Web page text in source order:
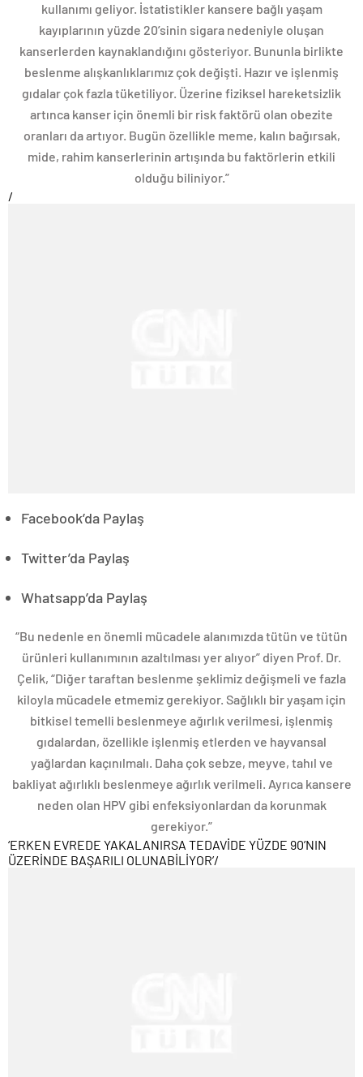
kullanımı geliyor. İstatistikler kansere bağlı yaşam
kayıplarının yüzde 20’sinin sigara nedeniyle oluşan
kanserlerden kaynaklandığını gösteriyor. Bununla birlikte
beslenme alışkanlıklarımız çok değişti. Hazır ve işlenmiş
gıdalar çok fazla tüketiliyor. Üzerine fiziksel hareketsizlik
artınca kanser için önemli bir risk faktörü olan obezite
oranları da artıyor. Bugün özellikle meme, kalın bağırsak,
mide, rahim kanserlerinin artışında bu faktörlerin etkili
olduğu biliniyor.”
/
Facebook’da Paylaş
Twitter’da Paylaş
Whatsapp’da Paylaş
“Bu nedenle en önemli mücadele alanımızda tütün ve tütün
ürünleri kullanımının azaltılması yer alıyor” diyen Prof. Dr.
Çelik, “Diğer taraftan beslenme şeklimiz değişmeli ve fazla
kiloyla mücadele etmemiz gerekiyor. Sağlıklı bir yaşam için
bitkisel temelli beslenmeye ağırlık verilmesi, işlenmiş
gıdalardan, özellikle işlenmiş etlerden ve hayvansal
yağlardan kaçınılmalı. Daha çok sebze, meyve, tahıl ve
bakliyat ağırlıklı beslenmeye ağırlık verilmeli. Ayrıca kansere
neden olan HPV gibi enfeksiyonlardan da korunmak
gerekiyor.”
‘ERKEN EVREDE YAKALANIRSA TEDAVİDE YÜZDE 90’NIN
ÜZERİNDE BAŞARILI OLUNABİLİYOR’/